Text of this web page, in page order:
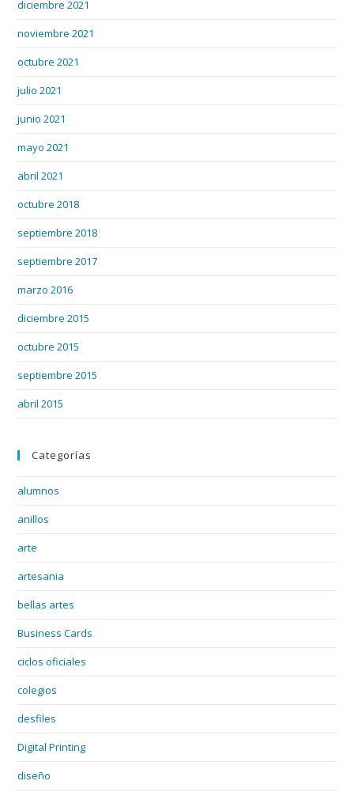
diciembre 2021
noviembre 2021
octubre 2021
julio 2021
junio 2021
mayo 2021
abril 2021
octubre 2018
septiembre 2018
septiembre 2017
marzo 2016
diciembre 2015
octubre 2015
septiembre 2015
abril 2015
Categorías
alumnos
anillos
arte
artesania
bellas artes
Business Cards
ciclos oficiales
colegios
desfiles
Digital Printing
diseño